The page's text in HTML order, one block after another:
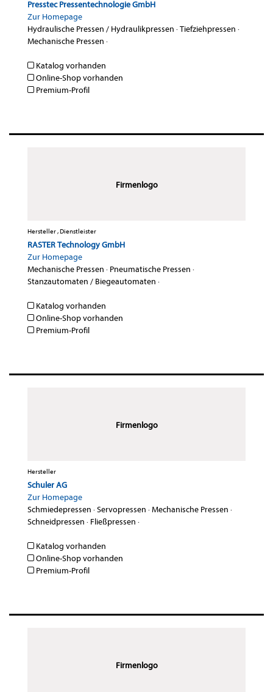
Presstec Pressentechnologie GmbH
Zur Homepage
Hydraulische Pressen / Hydraulikpressen ·Tiefziehpressen ·
Mechanische Pressen ·
Katalog vorhanden
Online-Shop vorhanden
Premium-Profil
Firmenlogo
Hersteller , Dienstleister
RASTER Technology GmbH
Zur Homepage
Mechanische Pressen · Pneumatische Pressen ·
Stanzautomaten / Biegeautomaten ·
Katalog vorhanden
Online-Shop vorhanden
Premium-Profil
Firmenlogo
Hersteller
Schuler AG
Zur Homepage
Schmiedepressen ·Servopressen ·Mechanische Pressen ·
Schneidpressen · Fließpressen ·
Katalog vorhanden
Online-Shop vorhanden
Premium-Profil
Firmenlogo